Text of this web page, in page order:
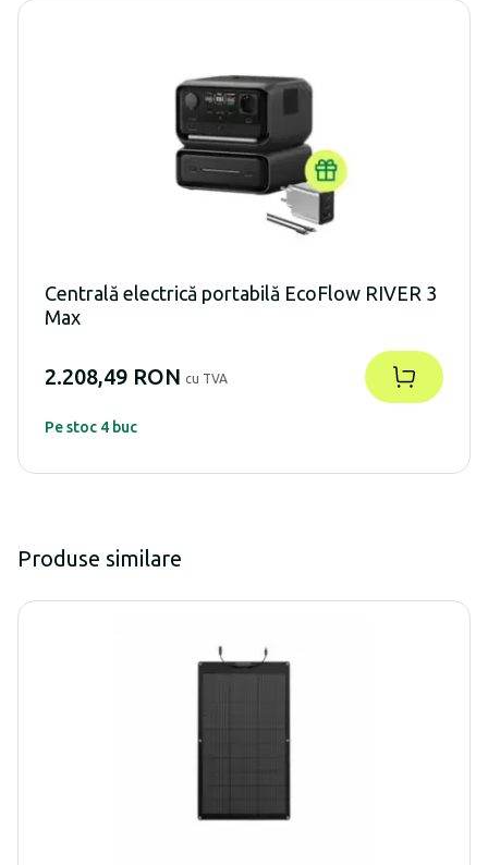
Centrală electrică portabilă EcoFlow RIVER 3
Max
2.208,49 RON cu TVA
Pe stoc 4 buc
Produse similare